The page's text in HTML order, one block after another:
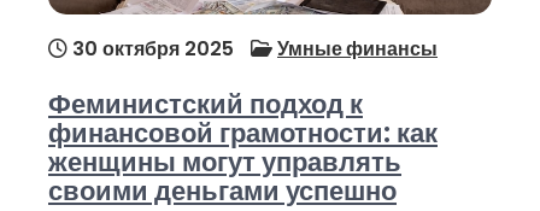
30 октября 2025 Умные финансы
Феминистский подход к
финансовой грамотности: как
женщины могут управлять
своими деньгами успешно